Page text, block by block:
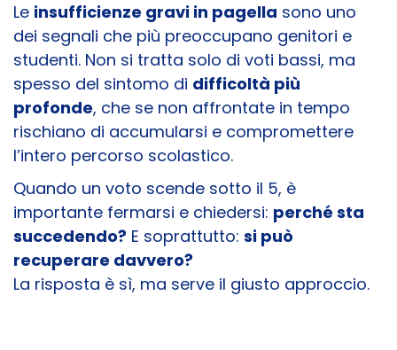
Le insufficienze gravi in pagella sono uno
dei segnali che più preoccupano genitori e
studenti. Non si tratta solo di voti bassi, ma
spesso del sintomo di difficoltà più
profonde, che se non affrontate in tempo
rischiano di accumularsi e compromettere
l’intero percorso scolastico.
Quando un voto scende sotto il 5, è
importante fermarsi e chiedersi: perché sta
succedendo? E soprattutto: si può
recuperare davvero?
La risposta è sì, ma serve il giusto approccio.